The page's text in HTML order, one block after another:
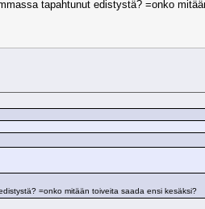
tapahtunut edistystä? =onko
=onko mitään toiveita saada ensi kesäksi?